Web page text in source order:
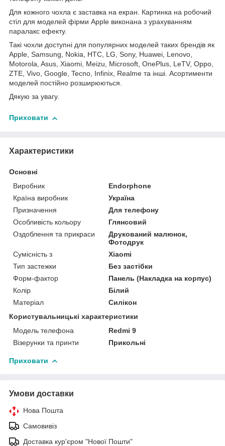
Для кожного чохла є заставка на екран. Картинка на робочий
стіл для моделей фірми Apple виконана з урахуванням
паралакс ефекту.
Такі чохли доступні для популярних моделей таких брендів як
Apple, Samsung, Nokia, HTC, LG, Sony, Huawei, Lenovo,
Motorola, Asus, Xiaomi, Meizu, Microsoft, OnePlus, LeTV, Oppo,
ZTE, Vivo, Google, Tecno, Infinix, Realme та інші. Асортименти
моделей постійно розширюються.
Дякую за увагу.
Приховати
Характеристики
Основні
Виробник
Endorphone
Країна виробник
Україна
Призначення
Для телефону
Особливість кольору
Глянсовий
Оздоблення та прикраси
Друкований малюнок,
Фотодрук
Сумісність з
Xiaomi
Тип застежки
Без застібки
Форм-фактор
Панель (Накладка на корпус)
Колір
Білий
Матеріал
Силікон
Користувальницькі характеристики
Модель телефона
Redmi 9
Візерунки та принти
Прикольні
Приховати
Умови доставки
Нова Пошта
Самовивіз
Доставка кур'єром "Нової Пошти"